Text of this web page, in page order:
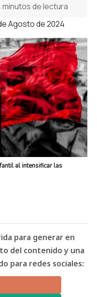
Agosto de 2024
minutos de lectura
al intensificar las
para generar en
del contenido y una
para redes sociales: